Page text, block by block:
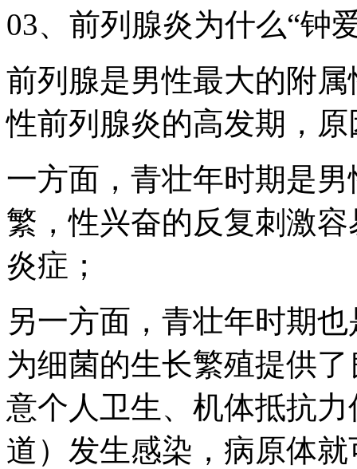
03、前列腺炎为什么“钟
前列腺是男性最大的附
性前列腺炎的高发期，
一方面，青壮年时期是
繁，性兴奋的反复刺激
炎症；
另一方面，青壮年时期
为细菌的生长繁殖提供
意个人卫生、机体抵抗
道）发生感染，病原体